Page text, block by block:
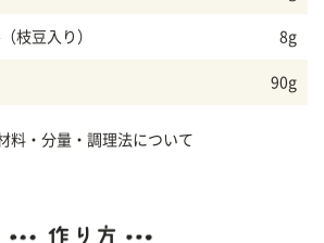
枝豆入り） 8g
90g
料・分量・調理法について